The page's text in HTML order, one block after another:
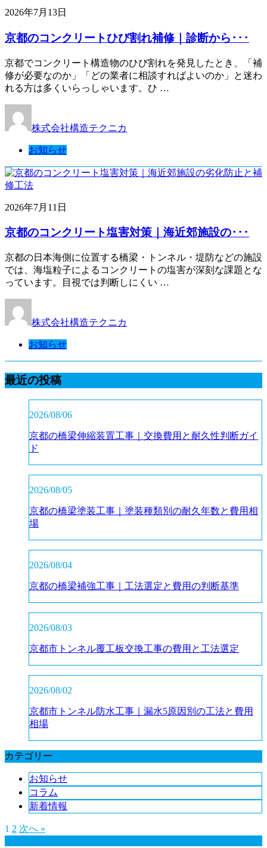
2026年7月13日
京都のコンクリートひび割れ補修｜診断から･･･
京都でコンクリート構造物のひび割れを発見したとき、「補
修が必要なのか」「どの業者に相談すればよいのか」と迷わ
れる方は多くいらっしゃいます。ひ …
株式会社構造テクニカ
お知らせ
2026年7月11日
京都のコンクリート塩害対策｜海近郊施設の･･･
京都の日本海側に位置する橋梁・トンネル・堤防などの施設
では、海塩粒子によるコンクリートの塩害が深刻な課題とな
っています。目視では判断しにくい …
株式会社構造テクニカ
お知らせ
最近の投稿
2026/08/06
京都の橋梁伸縮装置工事｜交換費用と耐久性判断ガイ
ド
2026/08/05
京都の橋梁塗装工事｜塗装種類別の耐久年数と費用相
場
2026/08/04
京都の橋梁補強工事｜工法選定と費用の判断基準
2026/08/03
京都市トンネル覆工板交換工事の費用と工法選定
2026/08/02
京都市トンネル防水工事｜漏水5原因別の工法と費用
相場
カテゴリー
お知らせ
コラム
新着情報
1 2 次へ »